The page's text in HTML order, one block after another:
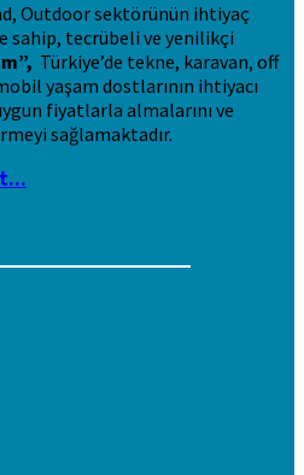
Outdoor sektörünün ihtiyaç
sahip, tecrübeli ve yenilikçi
Türkiye’de tekne, karavan, off
yaşam dostlarının ihtiyacı
fiyatlarla almalarını ve
sağlamaktadır.